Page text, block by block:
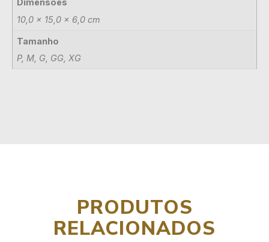
Dimensões
10,0 × 15,0 × 6,0 cm
Tamanho
P, M, G, GG, XG
PRODUTOS
RELACIONADOS